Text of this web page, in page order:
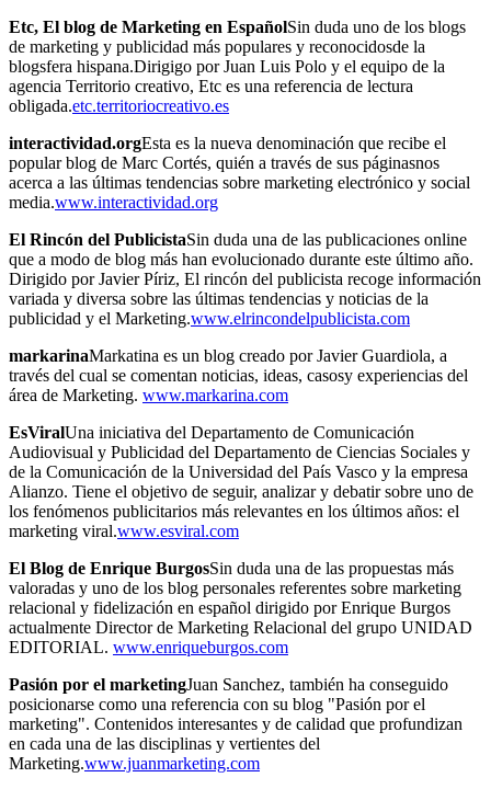
Etc, El blog de Marketing en EspañolSin duda uno de los blogs
de marketing y publicidad más populares y reconocidosde la
blogsfera hispana.Dirigigo por Juan Luis Polo y el equipo de la
agencia Territorio creativo, Etc es una referencia de lectura
obligada.etc.territoriocreativo.es
interactividad.orgEsta es la nueva denominación que recibe el
popular blog de Marc Cortés, quién a través de sus páginasnos
acerca a las últimas tendencias sobre marketing electrónico y social
media.www.interactividad.org
El Rincón del PublicistaSin duda una de las publicaciones online
que a modo de blog más han evolucionado durante este último año.
Dirigido por Javier Píriz, El rincón del publicista recoge información
variada y diversa sobre las últimas tendencias y noticias de la
publicidad y el Marketing.www.elrincondelpublicista.com
markarinaMarkatina es un blog creado por Javier Guardiola, a
través del cual se comentan noticias, ideas, casosy experiencias del
área de Marketing. www.markarina.com
EsViralUna iniciativa del Departamento de Comunicación
Audiovisual y Publicidad del Departamento de Ciencias Sociales y
de la Comunicación de la Universidad del País Vasco y la empresa
Alianzo. Tiene el objetivo de seguir, analizar y debatir sobre uno de
los fenómenos publicitarios más relevantes en los últimos años: el
marketing viral.www.esviral.com
El Blog de Enrique BurgosSin duda una de las propuestas más
valoradas y uno de los blog personales referentes sobre marketing
relacional y fidelización en español dirigido por Enrique Burgos
actualmente Director de Marketing Relacional del grupo UNIDAD
EDITORIAL. www.enriqueburgos.com
Pasión por el marketingJuan Sanchez, también ha conseguido
posicionarse como una referencia con su blog "Pasión por el
marketing". Contenidos interesantes y de calidad que profundizan
en cada una de las disciplinas y vertientes del
Marketing.www.juanmarketing.com